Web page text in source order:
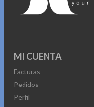
MI CUENTA
Facturas
Pedidos
Perfil